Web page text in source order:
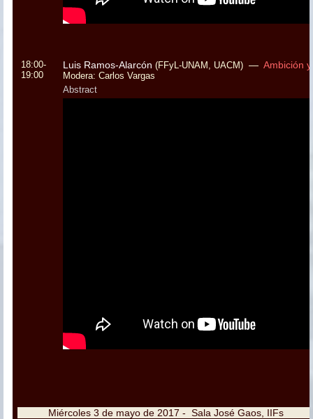
18:00-
19:00
Luis Ramos-Alarcón (FFyL-UNAM, UACM) — Ambición
Modera: Carlos Vargas
Abstract
Miércoles 3 de mayo de 2017 - Sala José Gaos,